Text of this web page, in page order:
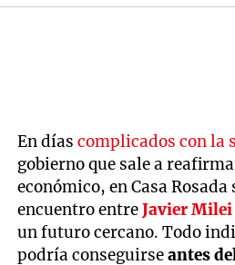
En díascomplicados con la
gobierno que sale a
económico, en Casa Rosada
encuentro entreJavier Milei
un futuro cercano. Todo
podría conseguirseantes